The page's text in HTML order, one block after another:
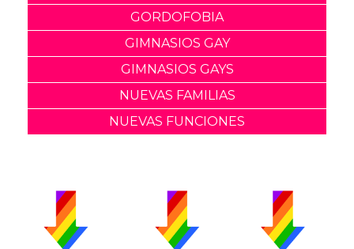
GORDOFOBIA
GIMNASIOS GAY
GIMNASIOS GAYS
NUEVAS FAMILIAS
NUEVAS FUNCIONES